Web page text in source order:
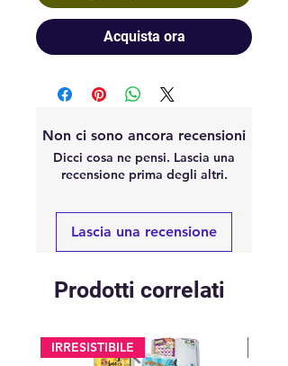
Acquista ora
Non ci sono ancora recensioni
Dicci cosa ne pensi. Lascia una
recensione prima degli altri.
Lascia una recensione
Prodotti correlati
IRRESISTIBILE